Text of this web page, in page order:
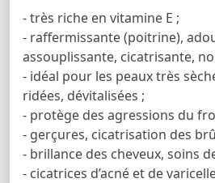
- très riche en vitamine E ;
- raffermissante (poitrine),
assouplissante, cicatrisante,
- idéal pour les peaux très
ridées, dévitalisées ;
- protège des agressions du
- gerçures, cicatrisation des
- brillance des cheveux, soins
- cicatrices d’acné et de